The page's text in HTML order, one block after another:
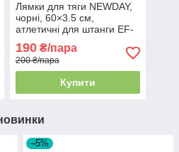
Лямки для тяги NEWDAY,
чорні, 60×3.5 см,
атлетичні для штанги EF-
0030
190₴/пара
200 ₴/пара
Купити
–5%